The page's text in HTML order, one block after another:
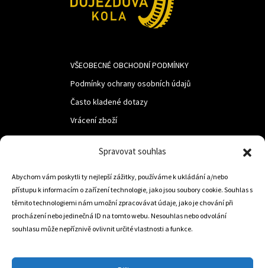
Spravovat souhlas
Abychom vám poskytli ty nejlepší zážitky, používáme k ukládání a/nebo
přístupu k informacím o zařízení technologie, jako jsou soubory cookie. Souhlas s
těmito technologiemi nám umožní zpracovávat údaje, jako je chování při
procházení nebo jedinečná ID na tomto webu. Nesouhlas nebo odvolání
souhlasu může nepříznivě ovlivnit určité vlastnosti a funkce.
VŠEOBECNÉ OBCHODNÍ PODMÍNKY
Podmínky ochrany osobních údajů
Často kladené dotazy
Vrácení zboží
LUF s.r.o.
Nám. M.R.Štefanika 518,
Trstená 02801